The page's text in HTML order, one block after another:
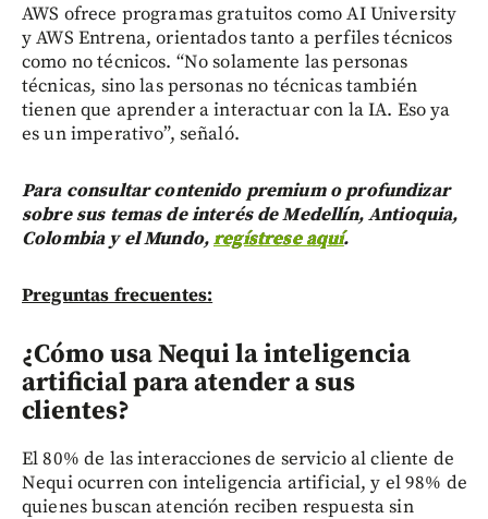
AWS ofrece programas gratuitos como AI University
y AWS Entrena, orientados tanto a perfiles técnicos
como no técnicos. “No solamente las personas
técnicas, sino las personas no técnicas también
tienen que aprender a interactuar con la IA. Eso ya
es un imperativo”, señaló.
Para consultar contenido premium o profundizar
sobre sus temas de interés de Medellín, Antioquia,
Colombia y el Mundo,regístrese aquí.
Preguntas frecuentes:
¿Cómo usa Nequi la inteligencia
artificial para atender a sus
clientes?
El 80% de las interacciones de servicio al cliente de
Nequi ocurren con inteligencia artificial, y el 98% de
quienes buscan atención reciben respuesta sin